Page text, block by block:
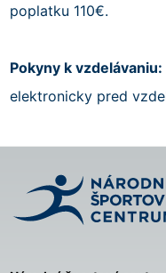
poplatku 110€.
Pokyny k vzdelávaniu:
elektronicky pred